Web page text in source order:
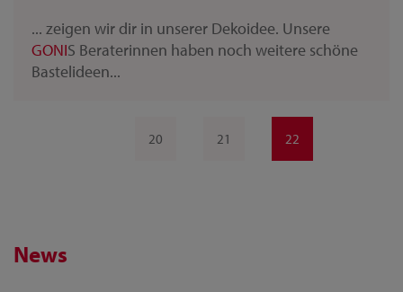
... zeigen wir dir in unserer Dekoidee. Unsere
GONIS Beraterinnen haben noch weitere schöne
Bastelideen...
20 21 22
News